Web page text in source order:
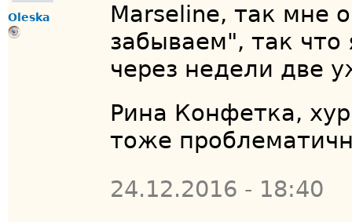
Oleska
Marseline, так мне
забываем", так что
через недели две
Рина Конфетка,
тоже
24.12.2016 - 18:40